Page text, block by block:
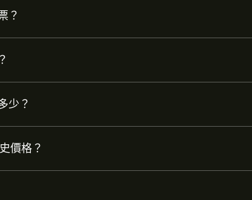
？
少？
價格？